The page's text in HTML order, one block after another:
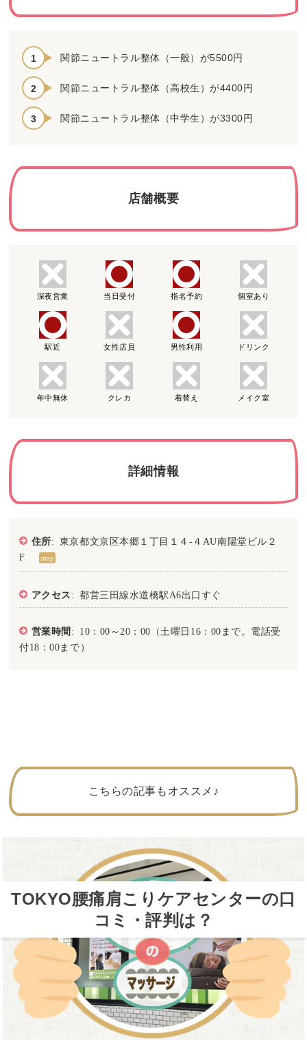
TOKYO腰痛肩こりケアセンターの口
コミ・評判は？
関節ニュートラル整体（一般）が5500円
関節ニュートラル整体（高校生）が4400円
関節ニュートラル整体（中学生）が3300円
店舗概要
深夜営業 当日受付 指名予約 個室あり
駅近 女性店員 男性利用 ドリンク
年中無休 クレカ 着替え メイク室
詳細情報
住所: 東京都文京区本郷１丁目１４-４AU南陽堂ビル２
F
map
アクセス : 都営三田線水道橋駅A6出口すぐ
営業時間: 10：00～20：00（土曜日16：00まで。電話受
付18：00まで）
こちらの記事もオススメ♪